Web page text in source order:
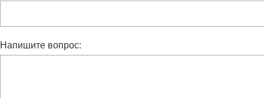
Напишите вопрос: